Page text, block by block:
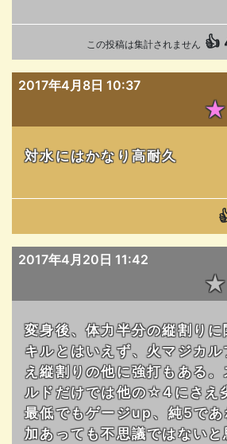
この投稿は集計されません 👍
2017年4月8日 10:37
対水にはかなり高耐久
2017年4月20日 11:42
変身後、体力半分の縦割り
キルとはいえず、火マジカル
え縦割りの他に強打もある
ルドだけでは他の☆4にさえ
最低でもゲージup、純5であ
加あっても不思議ではないと